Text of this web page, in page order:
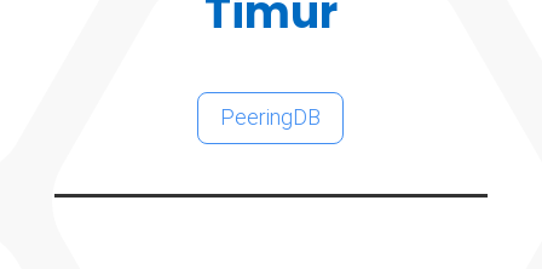
Timur
PeeringDB